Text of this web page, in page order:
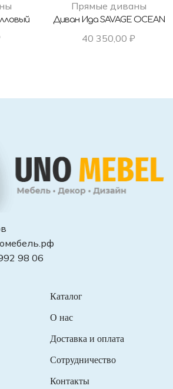
Прямые диваны
Диван Ида SAVAGE OCEAN
40 350,00 ₽
98 06
Каталог
О нас
Доставка и оплата
Сотрудничество
Контакты